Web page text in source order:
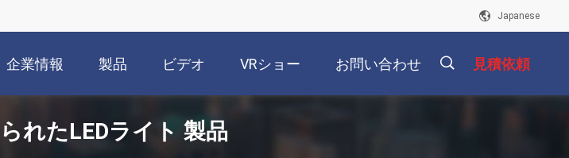
Japanese
企業情報 製品 ビデオ VRショー お問い合わせ 見積依頼
れたLEDライト 製品